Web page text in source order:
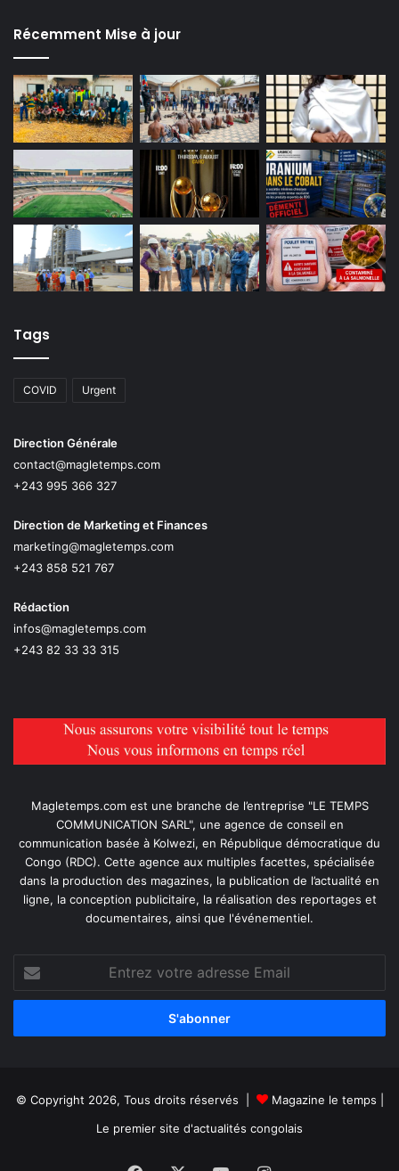
Récemment Mise à jour
Tags
COVID Urgent
Direction Générale
contact@magletemps.com
+243 995 366 327
Direction de Marketing et Finances
marketing@magletemps.com
+243 858 521 767
Rédaction
infos@magletemps.com
+243 82 33 33 315
Magletemps.com est une branche de l’entreprise "LE TEMPS
COMMUNICATION SARL", une agence de conseil en
communication basée à Kolwezi, en République démocratique du
Congo (RDC). Cette agence aux multiples facettes, spécialisée
dans la production des magazines, la publication de l’actualité en
ligne, la conception publicitaire, la réalisation des reportages et
documentaires, ainsi que l'événementiel.
votre
adresse
© Copyright 2026, Tous droits réservés | Magazine le temps
Le premier site d'actualités congolais